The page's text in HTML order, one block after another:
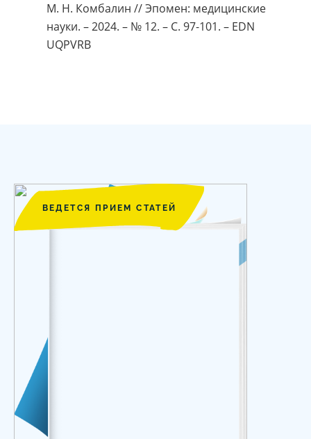
М. Н. Комбалин // Эпомен: медицинские
науки. – 2024. – № 12. – С. 97-101. – EDN
UQPVRB
ВЕДЕТСЯ ПРИЕМ СТАТЕЙ